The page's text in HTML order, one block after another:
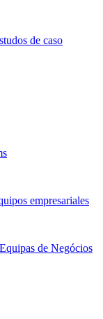
de caso
empresariales
de Negócios